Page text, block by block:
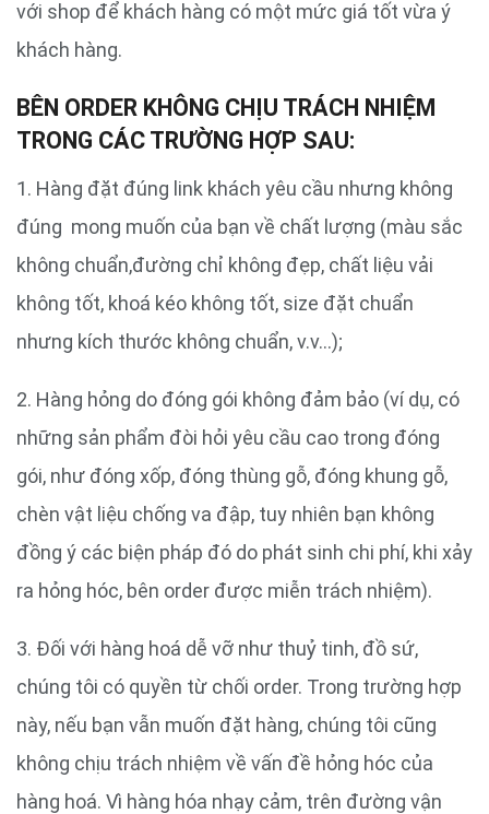
với shop để khách hàng có một mức giá tốt vừa ý
khách hàng.
BÊN ORDER KHÔNG CHỊU TRÁCH NHIỆM
TRONG CÁC TRƯỜNG HỢP SAU:
1. Hàng đặt đúng link khách yêu cầu nhưng không
đúng mong muốn của bạn về chất lượng (màu sắc
không chuẩn,đường chỉ không đẹp, chất liệu vải
không tốt, khoá kéo không tốt, size đặt chuẩn
nhưng kích thước không chuẩn, v.v…);
2. Hàng hỏng do đóng gói không đảm bảo (ví dụ, có
những sản phẩm đòi hỏi yêu cầu cao trong đóng
gói, như đóng xốp, đóng thùng gỗ, đóng khung gỗ,
chèn vật liệu chống va đập, tuy nhiên bạn không
đồng ý các biện pháp đó do phát sinh chi phí, khi xảy
ra hỏng hóc, bên order được miễn trách nhiệm).
3. Đối với hàng hoá dễ vỡ như thuỷ tinh, đồ sứ,
chúng tôi có quyền từ chối order. Trong trường hợp
này, nếu bạn vẫn muốn đặt hàng, chúng tôi cũng
không chịu trách nhiệm về vấn đề hỏng hóc của
hàng hoá. Vì hàng hóa nhạy cảm, trên đường vận